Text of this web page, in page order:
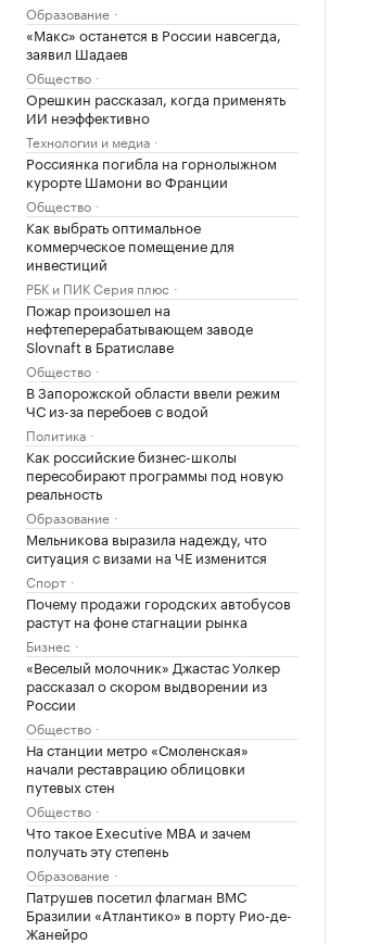
Образование
«Макс» останется в России навсегда,
заявил Шадаев
Общество
Орешкин рассказал, когда применять
ИИ неэффективно
Технологии и медиа
Россиянка погибла на горнолыжном
курорте Шамони во Франции
Общество
Как выбрать оптимальное
коммерческое помещение для
инвестиций
РБК и ПИК Серия плюс
Пожар произошел на
нефтеперерабатывающем заводе
Slovnaft в Братиславе
Общество
В Запорожской области ввели режим
ЧС из-за перебоев с водой
Политика
Как российские бизнес-школы
пересобирают программы под новую
реальность
Образование
Мельникова выразила надежду, что
ситуация с визами на ЧЕ изменится
Спорт
Почему продажи городских автобусов
растут на фоне стагнации рынка
Бизнес
«Веселый молочник» Джастас Уолкер
рассказал о скором выдворении из
России
Общество
На станции метро «Смоленская»
начали реставрацию облицовки
путевых стен
Общество
Что такое Executive MBA и зачем
получать эту степень
Образование
Патрушев посетил флагман ВМС
Бразилии «Атлантико» в порту Рио-де-
Жанейро